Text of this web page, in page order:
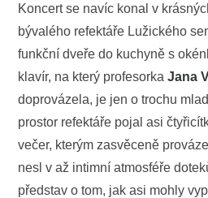
Koncert se navíc konal v
bývalého refektáře Lužického
funkční dveře do kuchyně s
klavír, na který profesorkaJana
doprovázela, je jen o trochu
prostor refektáře pojal asi
večer, kterým zasvěceně
nesl v až intimní atmosféře
představ o tom, jak asi mohly